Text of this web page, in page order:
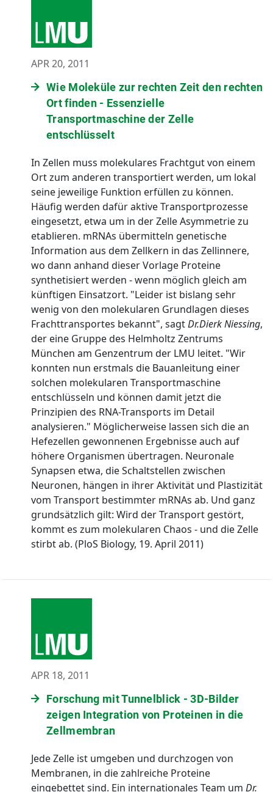
APR 20, 2011
Wie Moleküle zur rechten Zeit den rechten
Ort finden - Essenzielle
Transportmaschine der Zelle
entschlüsselt
In Zellen muss molekulares Frachtgut von einem
Ort zum anderen transportiert werden, um lokal
seine jeweilige Funktion erfüllen zu können.
Häufig werden dafür aktive Transportprozesse
eingesetzt, etwa um in der Zelle Asymmetrie zu
etablieren. mRNAs übermitteln genetische
Information aus dem Zellkern in das Zellinnere,
wo dann anhand dieser Vorlage Proteine
synthetisiert werden - wenn möglich gleich am
künftigen Einsatzort. "Leider ist bislang sehr
wenig von den molekularen Grundlagen dieses
Frachttransportes bekannt", sagtDr.Dierk Niessing,
der eine Gruppe des Helmholtz Zentrums
München am Genzentrum der LMU leitet. "Wir
konnten nun erstmals die Bauanleitung einer
solchen molekularen Transportmaschine
entschlüsseln und können damit jetzt die
Prinzipien des RNA-Transports im Detail
analysieren." Möglicherweise lassen sich die an
Hefezellen gewonnenen Ergebnisse auch auf
höhere Organismen übertragen. Neuronale
Synapsen etwa, die Schaltstellen zwischen
Neuronen, hängen in ihrer Aktivität und Plastizität
vom Transport bestimmter mRNAs ab. Und ganz
grundsätzlich gilt: Wird der Transport gestört,
kommt es zum molekularen Chaos - und die Zelle
stirbt ab. (PloS Biology, 19. April 2011)
APR 18, 2011
Forschung mit Tunnelblick - 3D-Bilder
zeigen Integration von Proteinen in die
Zellmembran
Jede Zelle ist umgeben und durchzogen von
Membranen, in die zahlreiche Proteine
eingebettet sind. Ein internationales Team um Dr.